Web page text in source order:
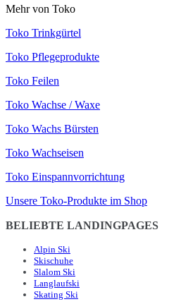
Mehr von Toko
Toko Trinkgürtel
Toko Pflegeprodukte
Toko Feilen
Toko Wachse / Waxe
Toko Wachs Bürsten
Toko Wachseisen
Toko Einspannvorrichtung
Unsere Toko-Produkte im Shop
BELIEBTE LANDINGPAGES
Alpin Ski
Skischuhe
Slalom Ski
Langlaufski
Skating Ski